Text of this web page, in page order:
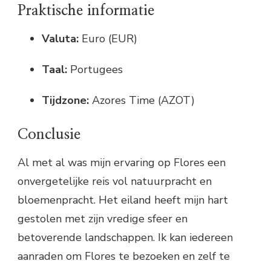
Praktische informatie
Valuta: Euro (EUR)
Taal: Portugees
Tijdzone: Azores Time (AZOT)
Conclusie
Al met al was mijn ervaring op Flores een
onvergetelijke reis vol natuurpracht en
bloemenpracht. Het eiland heeft mijn hart
gestolen met zijn vredige sfeer en
betoverende landschappen. Ik kan iedereen
aanraden om Flores te bezoeken en zelf te